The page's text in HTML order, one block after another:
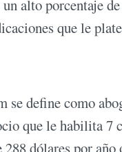
alto porcentaje
que le
se define como
que le habilita 7
dólares por